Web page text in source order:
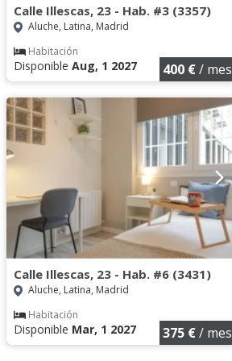
Calle Illescas, 23 - Hab. #3 (3357)
Aluche, Latina, Madrid
Habitación
DisponibleAug, 1 2027 400 €/ mes
Calle Illescas, 23 - Hab. #6 (3431)
Aluche, Latina, Madrid
Habitación
Disponible Mar, 1 2027 375 €/ mes